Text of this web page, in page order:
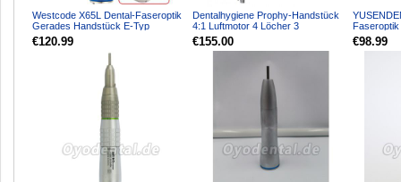
Westcode X65L Dental-Faseroptik
Gerades Handstück E-Typ
€120.99
Dentalhygiene Prophy-Handstück
4:1 Luftmotor 4 Löcher 3
Nasenkegel Kit E-Type WM...
€155.00
E-Typ
€98.99